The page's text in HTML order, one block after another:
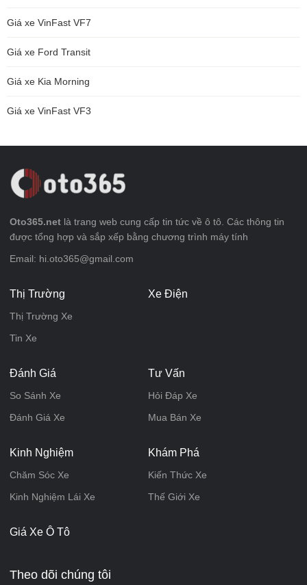
Giá xe VinFast VF7
Giá xe Ford Transit
Giá xe Kia Morning
Giá xe VinFast VF3
Oto365.net là trang web cung cấp tin tức về ô tô. Các thông tin
được tổng hợp và sắp xếp bằng chương trình máy tính
Email: hi.oto365@gmail.com
Thị Trường
Thị Trường Xe
Tin Xe
Xe Điện
Đánh Giá
So Sánh Xe
Đánh Giá Xe
Tư Vấn
Hỏi Đáp Xe
Mua Bán Xe
Kinh Nghiệm
Chăm Sóc Xe
Kinh Nghiệm Lái Xe
Khám Phá
Kiến Thức Xe
Thế Giới Xe
Giá Xe Ô Tô
Theo dõi chúng tôi